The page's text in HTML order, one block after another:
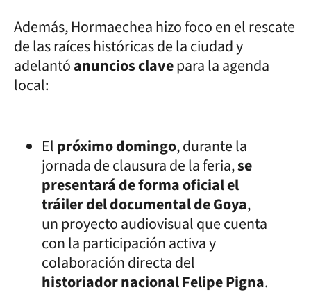
Además, Hormaechea hizo foco en el rescate
de las raíces históricas de la ciudad y
adelantóanuncios clavepara la agenda
local:
Elpróximo domingo, durante la
jornada de clausura de la feria,se
presentará de forma oficial el
tráiler del documental de Goya,
un proyecto audiovisual que cuenta
con la participación activa y
colaboración directa del
historiador nacional Felipe Pigna.